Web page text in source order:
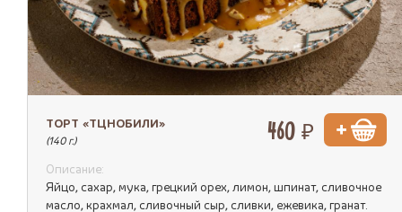
ТОРТ «ТЦНОБИЛИ»
(140 г.) 460 ₽
Описание:
Яйцо, сахар, мука, грецкий орех, лимон, шпинат, сливочное
масло, крахмал, сливочный сыр, сливки, ежевика, гранат.